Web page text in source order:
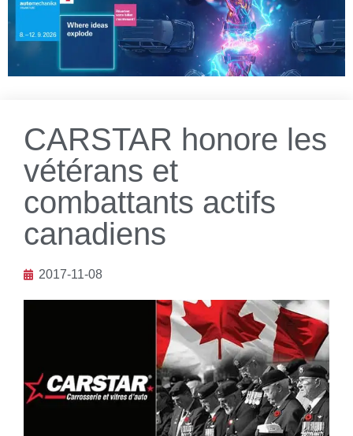
CARSTAR honore les
vétérans et
combattants actifs
canadiens
2017-11-08